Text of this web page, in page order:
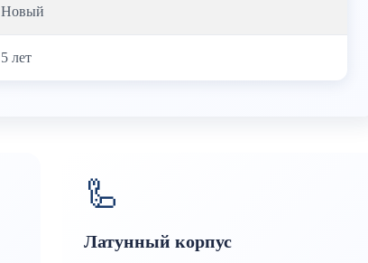
Новый
5 лет
🦾
Латунный корпус